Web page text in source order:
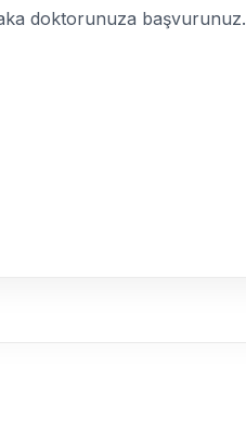
doktorunuza başvurunuz.